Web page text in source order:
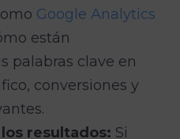
Google Analytics
están
palabras clave en
conversiones y
resultados: Si